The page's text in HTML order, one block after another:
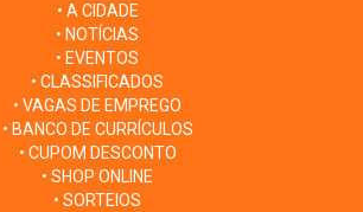
• A CIDADE
• NOTÍCIAS
• EVENTOS
• CLASSIFICADOS
• VAGAS DE EMPREGO
• BANCO DE CURRÍCULOS
• CUPOM DESCONTO
• SHOP ONLINE
• SORTEIOS